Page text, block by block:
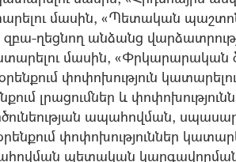
մասին, «Պետական
ղեցնող անձանց
մասին, «Փրկարարական
փոփոխություն
լրացումներ և
ապահովման,
փոփոխություններ
պետական